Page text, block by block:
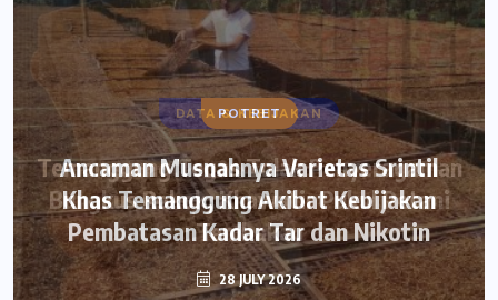
POTRET
Ancaman Musnahnya Varietas Srintil
Khas Temanggung Akibat Kebijakan
Pembatasan Kadar Tar dan Nikotin
28 JULY 2026